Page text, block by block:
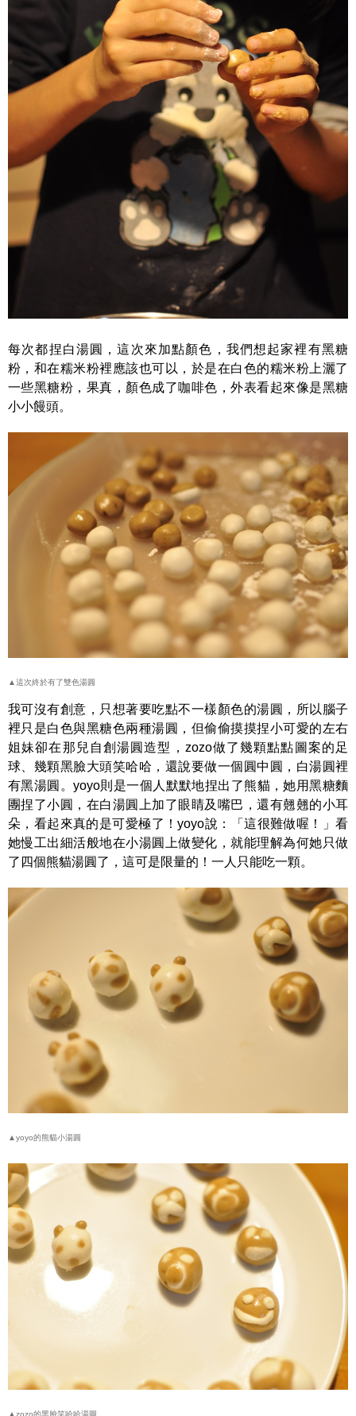
每次都捏白湯圓，這次來加點顏色，我們想起家裡有黑糖
粉，和在糯米粉裡應該也可以，於是在白色的糯米粉上灑了
一些黑糖粉，果真，顏色成了咖啡色，外表看起來像是黑糖
小小饅頭。
▲這次終於有了雙色湯圓
我可沒有創意，只想著要吃點不一樣顏色的湯圓，所以腦子
裡只是白色與黑糖色兩種湯圓，但偷偷摸摸捏小可愛的左右
姐妹卻在那兒自創湯圓造型，zozo做了幾顆點點圖案的足
球、幾顆黑臉大頭笑哈哈，還說要做一個圓中圓，白湯圓裡
有黑湯圓。yoyo則是一個人默默地捏出了熊貓，她用黑糖麵
團捏了小圓，在白湯圓上加了眼睛及嘴巴，還有翹翹的小耳
朵，看起來真的是可愛極了！yoyo說：「這很難做喔！」看
她慢工出細活般地在小湯圓上做變化，就能理解為何她只做
了四個熊貓湯圓了，這可是限量的！一人只能吃一顆。
▲yoyo的熊貓小湯圓
▲zozo的黑臉笑哈哈湯圓